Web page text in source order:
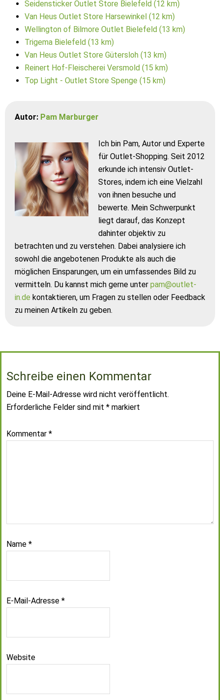
Seidensticker Outlet Store Bielefeld (12 km)
Van Heus Outlet Store Harsewinkel (12 km)
Wellington of Bilmore Outlet Bielefeld (13 km)
Trigema Bielefeld (13 km)
Van Heus Outlet Store Gütersloh (13 km)
Reinert Hof-Fleischerei Versmold (15 km)
Top Light - Outlet Store Spenge (15 km)
Autor: Pam Marburger
Ich bin Pam, Autor und Experte
für Outlet-Shopping. Seit 2012
erkunde ich intensiv Outlet-
Stores, indem ich eine Vielzahl
von ihnen besuche und
bewerte. Mein Schwerpunkt
liegt darauf, das Konzept
dahinter objektiv zu
betrachten und zu verstehen. Dabei analysiere ich
sowohl die angebotenen Produkte als auch die
möglichen Einsparungen, um ein umfassendes Bild zu
vermitteln. Du kannst mich gerne unter pam@outlet-
in.de kontaktieren, um Fragen zu stellen oder Feedback
zu meinen Artikeln zu geben.
Schreibe einen Kommentar
Deine E-Mail-Adresse wird nicht veröffentlicht.
Erforderliche Felder sind mit * markiert
Kommentar *
Name *
E-Mail-Adresse *
Website